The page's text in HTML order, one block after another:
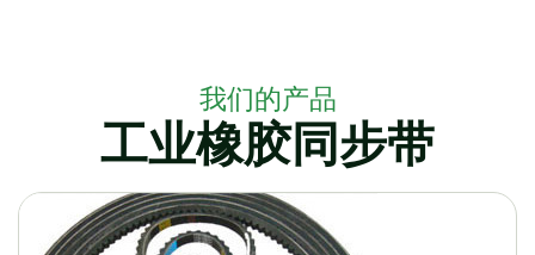
我们的产品
工业橡胶同步带